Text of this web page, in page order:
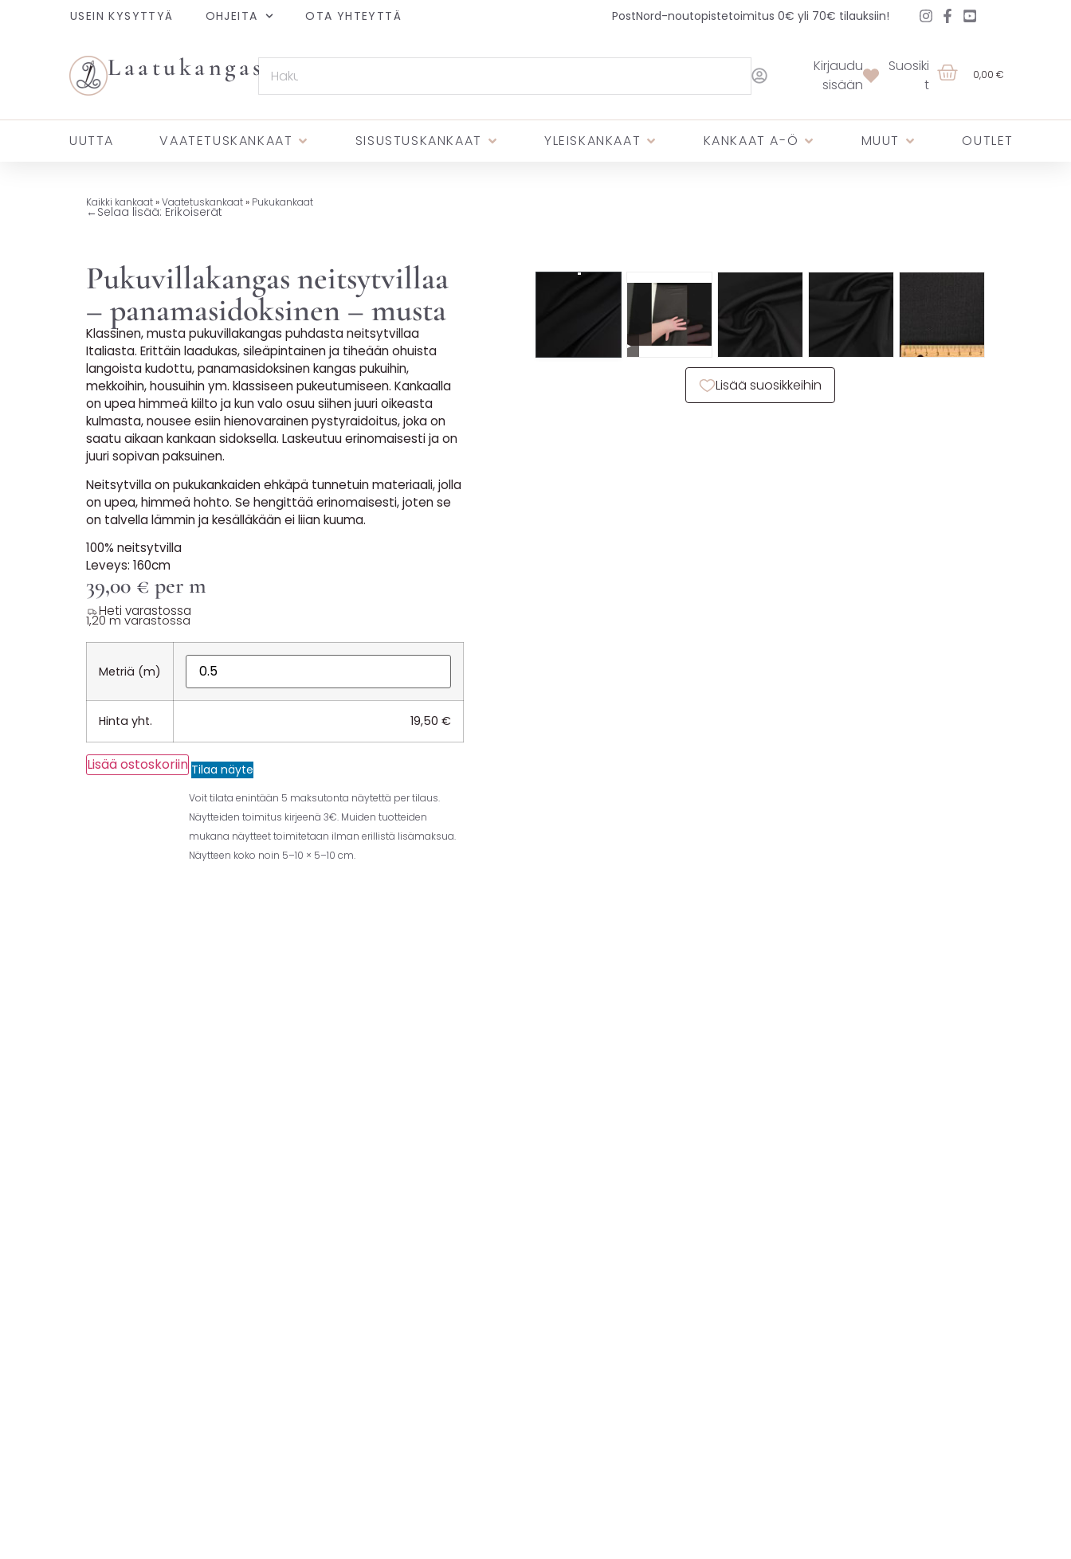
USEIN KYSYTTYÄ OHJEITA OTA YHTEYTTÄ PostNord-noutopistetoimitus 0€ yli 70€ tilauksiin!
Laatukangas
Kirjaudu
sisään
Suosiki
t
0,00 €
UUTTA VAATETUSKANKAAT SISUSTUSKANKAAT YLEISKANKAAT KANKAAT A-Ö MUUT OUTLET
Kaikki kankaat»Vaatetuskankaat» Pukukankaat
←Selaa lisää: Erikoiserät
Pukuvillakangas neitsytvillaa
– panamasidoksinen – musta
Klassinen, musta pukuvillakangas puhdasta neitsytvillaa
Italiasta. Erittäin laadukas, sileäpintainen ja tiheään ohuista
langoista kudottu, panamasidoksinen kangas pukuihin,
mekkoihin, housuihin ym. klassiseen pukeutumiseen. Kankaalla
on upea himmeä kiilto ja kun valo osuu siihen juuri oikeasta
kulmasta, nousee esiin hienovarainen pystyraidoitus, joka on
saatu aikaan kankaan sidoksella. Laskeutuu erinomaisesti ja on
juuri sopivan paksuinen.
Neitsytvilla on pukukankaiden ehkäpä tunnetuin materiaali, jolla
on upea, himmeä hohto. Se hengittää erinomaisesti, joten se
on talvella lämmin ja kesälläkään ei liian kuuma.
100% neitsytvilla
Leveys: 160cm
39,00 € per m
Heti varastossa
1,20 m varastossa
Metriä (m)
Hinta yht. 19,50 €
Lisää ostoskoriin Tilaa näyte
Voit tilata enintään 5 maksutonta näytettä per tilaus.
Näytteiden toimitus kirjeenä 3€. Muiden tuotteiden
mukana näytteet toimitetaan ilman erillistä lisämaksua.
Näytteen koko noin 5–10 × 5–10 cm.
▶
Lisää suosikkeihin